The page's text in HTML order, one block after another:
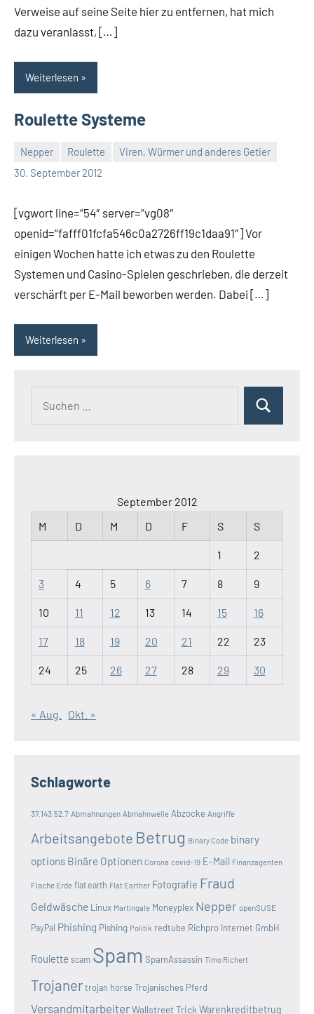
Verweise auf seine Seite hier zu entfernen, hat mich
dazu veranlasst, […]
Weiterlesen
Roulette Systeme
Nepper Roulette
Viren, Würmer und anderes Getier
30. September 2012
Thomas
3
[vgwort line=“54″ server=“vg08″
openid=“fafff01fcfa546c0a2726ff19c1daa91″] Vor
einigen Wochen hatte ich etwas zu den Roulette
Systemen und Casino-Spielen geschrieben, die derzeit
verschärft per E-Mail beworben werden. Dabei […]
Weiterlesen
Suchen
September 2012
M
D M D F S S
1 2
3 4 5 6 7 8 9
10 11 12 13 14 15 16
17 18 19 20 21 22 23
24 25 26 27 28 29 30
« Aug. Okt. »
Schlagworte
37.143.52.7 Abmahnungen Abmahnwelle Abzocke Angriffe
Arbeitsangebote Betrug Binary Code binary
options Binäre Optionen Corona covid-19 E-Mail Finanzagenten
Flache Erde flat earth Flat Earther Fotografie Fraud
Geldwäsche Linux Martingale Moneyplex Nepper openSUSE
PayPal Phishing Pishing Politik redtube Richpro Internet GmbH
Roulette scam Spam SpamAssassin Timo Richert
Trojanertrojan horse Trojanisches Pferd
VersandmitarbeiterWallstreet Trick Warenkreditbetrug